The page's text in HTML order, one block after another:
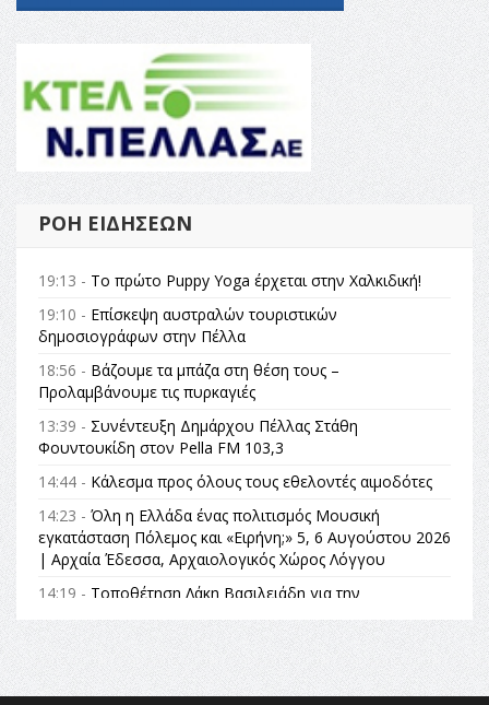
ΡΟΉ ΕΙΔΉΣΕΩΝ
19:13 - Το πρώτο Puppy Yoga έρχεται στην Χαλκιδική!
19:10 - Επίσκεψη αυστραλών τουριστικών
δημοσιογράφων στην Πέλλα
18:56 - Βάζουμε τα μπάζα στη θέση τους –
Προλαμβάνουμε τις πυρκαγιές
13:39 - Συνέντευξη Δημάρχου Πέλλας Στάθη
Φουντουκίδη στον Pella FM 103,3
14:44 - Κάλεσμα προς όλους τους εθελοντές αιμοδότες
14:23 - Όλη η Ελλάδα ένας πολιτισμός Μουσική
εγκατάσταση Πόλεμος και «Ειρήνη;» 5, 6 Αυγούστου 2026
| Αρχαία Έδεσσα, Αρχαιολογικός Χώρος Λόγγου
14:19 - Τοποθέτηση Λάκη Βασιλειάδη για την
Αναθεώρηση του Συντάγματος: «Σε τέτοιες κορυφαίες
θεσμικές διαδικασίες υπάρχει μόνο η ευθύνη απέναντι
στις επόμενες γενιές»
16:35 -Το πρόγραμμα του ΠΑΟΚ στον δεύτερο γύρο του